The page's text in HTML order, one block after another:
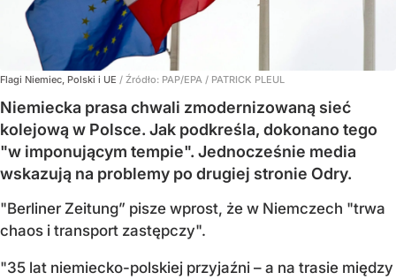
Flagi Niemiec, Polski i UE / Źródło: PAP/EPA / PATRICK PLEUL
Niemiecka prasa chwali zmodernizowaną sieć
kolejową w Polsce. Jak podkreśla, dokonano tego
"w imponującym tempie". Jednocześnie media
wskazują na problemy po drugiej stronie Odry.
"Berliner Zeitung” pisze wprost, że w Niemczech "trwa
chaos i transport zastępczy".
"35 lat niemiecko-polskiej przyjaźni – a na trasie między